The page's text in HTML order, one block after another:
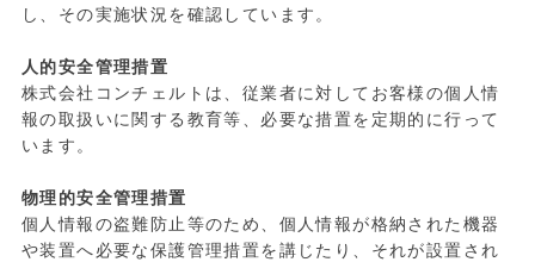
し、その実施状況を確認しています。
人的安全管理措置
株式会社コンチェルトは、従業者に対してお客様の個人情
報の取扱いに関する教育等、必要な措置を定期的に行って
います。
物理的安全管理措置
個人情報の盗難防止等のため、個人情報が格納された機器
や装置へ必要な保護管理措置を講じたり、それが設置され